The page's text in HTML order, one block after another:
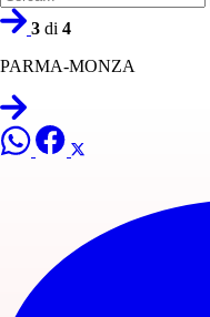
3 di 4
PARMA-MONZA